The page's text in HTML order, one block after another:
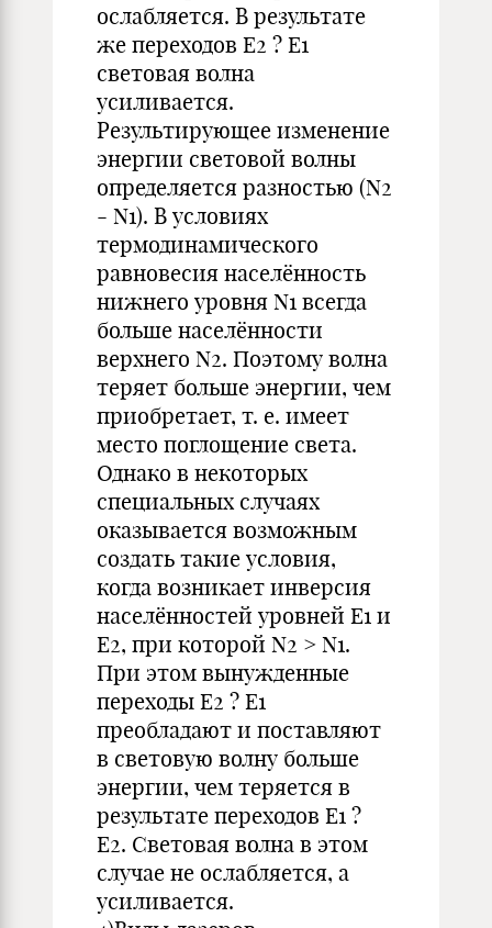
ослабляется. В результате
же переходов E2 ? E1
световая волна
усиливается.
Результирующее изменение
энергии световой волны
определяется разностью (N2
- N1). В условиях
термодинамического
равновесия населённость
нижнего уровня N1 всегда
больше населённости
верхнего N2. Поэтому волна
теряет больше энергии, чем
приобретает, т. е. имеет
место поглощение света.
Однако в некоторых
специальных случаях
оказывается возможным
создать такие условия,
когда возникает инверсия
населённостей уровней E1 и
E2, при которой N2 > N1.
При этом вынужденные
переходы E2 ? E1
преобладают и поставляют
в световую волну больше
энергии, чем теряется в
результате переходов E1 ?
E2. Световая волна в этом
случае не ослабляется, а
усиливается.